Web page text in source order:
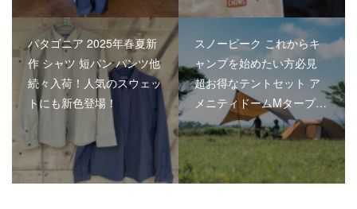
パタゴニア 2025年春夏新
作 シャツ 短パン パンツ他
続々入荷！人気のスウェッ
トにも新色登場！
スノーピーク これからキ
ャンプを始めたい方必見
超お得なテントセット ア
メニティドームMタープ…